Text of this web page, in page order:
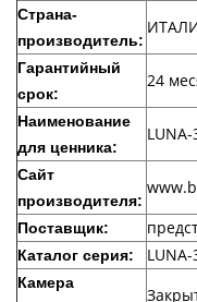
Страна-
производитель:
Гарантийный
срок:
24
Наименование
для ценника:
Сайт
производителя:
Поставщик:
Каталог серия:
Камера